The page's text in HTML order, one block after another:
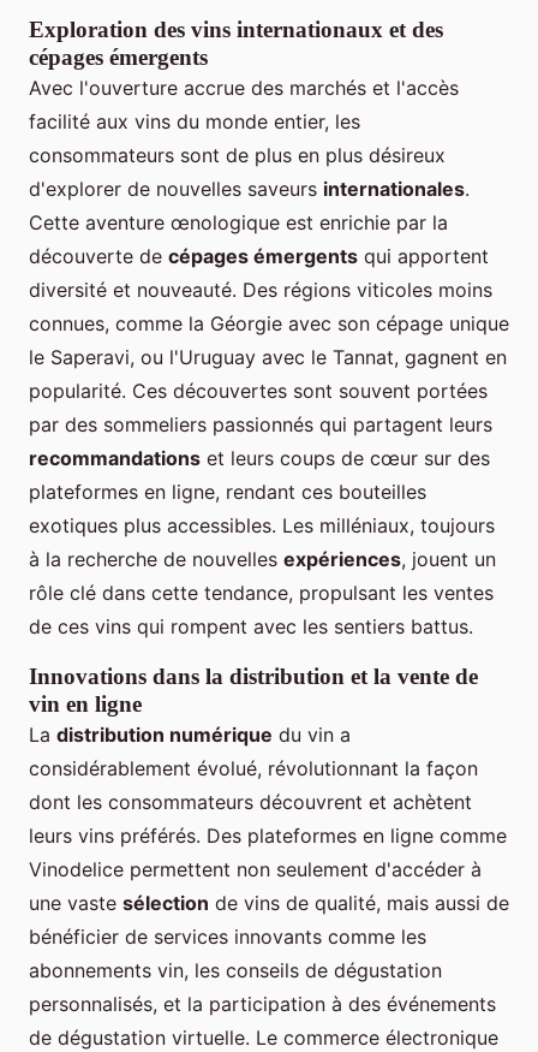
Exploration des vins internationaux et des
cépages émergents
Avec l'ouverture accrue des marchés et l'accès
facilité aux vins du monde entier, les
consommateurs sont de plus en plus désireux
d'explorer de nouvelles saveurs internationales.
Cette aventure œnologique est enrichie par la
découverte de cépages émergents qui apportent
diversité et nouveauté. Des régions viticoles moins
connues, comme la Géorgie avec son cépage unique
le Saperavi, ou l'Uruguay avec le Tannat, gagnent en
popularité. Ces découvertes sont souvent portées
par des sommeliers passionnés qui partagent leurs
recommandations et leurs coups de cœur sur des
plateformes en ligne, rendant ces bouteilles
exotiques plus accessibles. Les milléniaux, toujours
à la recherche de nouvelles expériences, jouent un
rôle clé dans cette tendance, propulsant les ventes
de ces vins qui rompent avec les sentiers battus.
Innovations dans la distribution et la vente de
vin en ligne
La distribution numérique du vin a
considérablement évolué, révolutionnant la façon
dont les consommateurs découvrent et achètent
leurs vins préférés. Des plateformes en ligne comme
Vinodelice permettent non seulement d'accéder à
une vaste sélection de vins de qualité, mais aussi de
bénéficier de services innovants comme les
abonnements vin, les conseils de dégustation
personnalisés, et la participation à des événements
de dégustation virtuelle. Le commerce électronique